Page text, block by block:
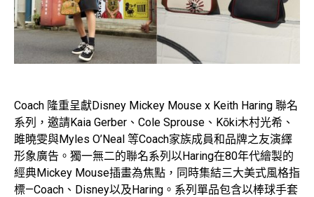
Coach 隆重呈獻Disney Mickey Mouse x Keith Haring 聯名
系列，邀請Kaia Gerber、Cole Sprouse、Kōki木村光希、
雎曉雯與Myles O’Neal 等Coach家族成員和品牌之友演繹
形象廣告。獨一無二的聯名系列以Haring在80年代繪製的
經典Mickey Mouse插畫為焦點，同時集結三大美式風格指
標—Coach、Disney以及Haring。系列單品包含以棒球手套